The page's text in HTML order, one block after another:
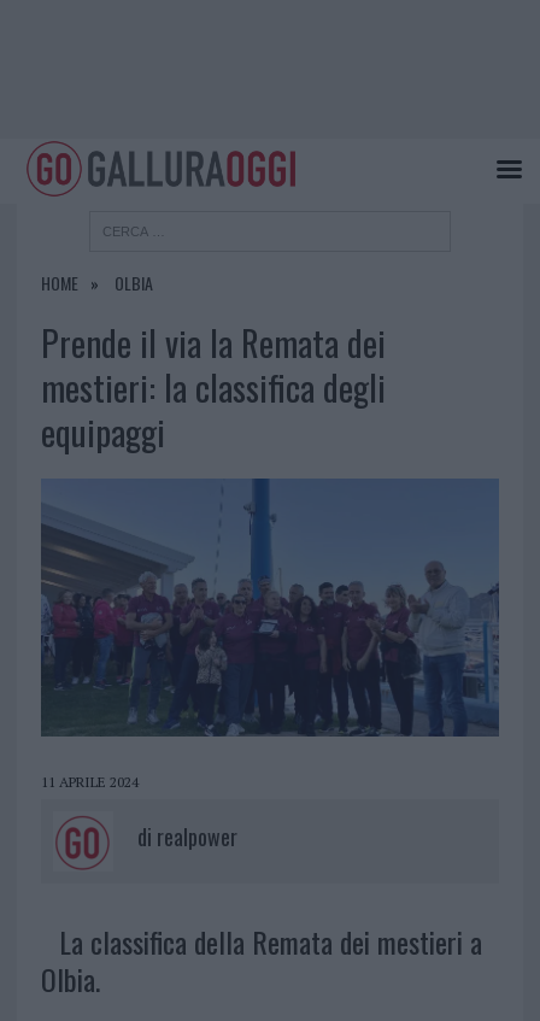
HOME OLBIA
Prende il via la Remata dei
mestieri: la classifica degli
equipaggi
11 APRILE 2024
di realpower
La classifica della Remata dei mestieri a
Olbia.